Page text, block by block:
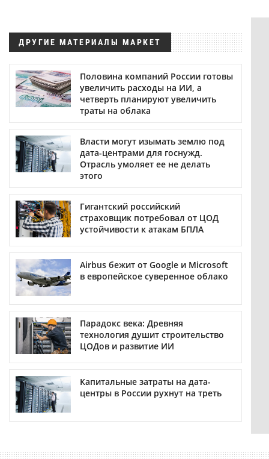
ДРУГИЕ МАТЕРИАЛЫ МАРКЕТ
Половина компаний России готовы
увеличить расходы на ИИ, а
четверть планируют увеличить
траты на облака
Власти могут изымать землю под
дата-центрами для госнужд.
Отрасль умоляет ее не делать
этого
Гигантский российский
страховщик потребовал от ЦОД
устойчивости к атакам БПЛА
Airbus бежит от Google и Microsoft
в европейское суверенное облако
Парадокс века: Древняя
технология душит строительство
ЦОДов и развитие ИИ
Капитальные затраты на дата-
центры в России рухнут на треть